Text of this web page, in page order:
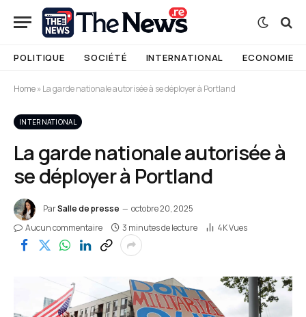
POLITIQUE SOCIÉTÉ INTERNATIONAL ECONOMIE
Home»La garde nationale autorisée à se déployer à Portland
INTERNATIONAL
La garde nationale autorisée à
se déployer à Portland
ParSalle de presse
octobre 20, 2025
Aucun commentaire
3 minutes de lecture 4KVues